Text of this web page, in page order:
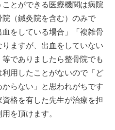
とができる医療機関は病院
院（鍼灸院を含む）のみで
をしている場合」「複雑骨
ますが、出血をしていない
等でありましたら整骨院でも
用したことがないので「ど
らない」と思われがちです
格を有した先生が治療を担
を頂けます。